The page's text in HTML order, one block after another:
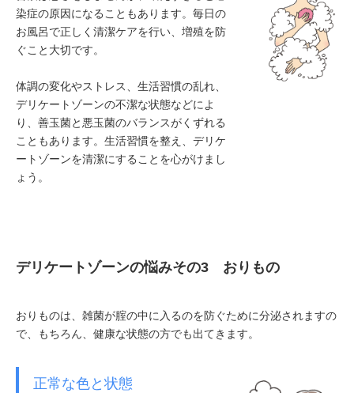
染症の原因になることもあります。毎日の
お風呂で正しく清潔ケアを行い、増殖を防
ぐこと大切です。
体調の変化やストレス、生活習慣の乱れ、
デリケートゾーンの不潔な状態などによ
り、善玉菌と悪玉菌のバランスがくずれる
こともあります。生活習慣を整え、デリケ
ートゾーンを清潔にすることを心がけまし
ょう。
デリケートゾーンの悩みその3 おりもの
おりものは、雑菌が腟の中に入るのを防ぐために分泌されますの
で、もちろん、健康な状態の方でも出てきます。
正常な色と状態